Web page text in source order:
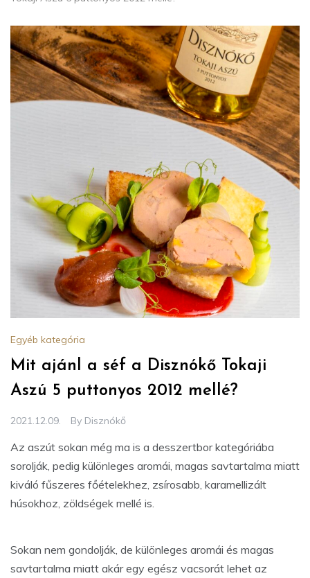
Egyéb kategória
Mit ajánl a séf a Disznókő Tokaji
Aszú 5 puttonyos 2012 mellé?
2021.12.09. By Disznókő
Az aszút sokan még ma is a desszertbor kategóriába
sorolják, pedig különleges aromái, magas savtartalma miatt
kiváló fűszeres főételekhez, zsírosabb, karamellizált
húsokhoz, zöldségek mellé is.
Sokan nem gondolják, de különleges aromái és magas
savtartalma miatt akár egy egész vacsorát lehet az